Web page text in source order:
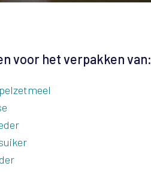
voor het verpakken van: